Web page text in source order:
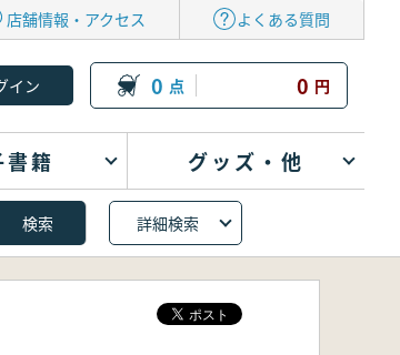
店舗情報・アクセス よくある質問
0 点 0 円
書籍 グッズ・他
詳細検索